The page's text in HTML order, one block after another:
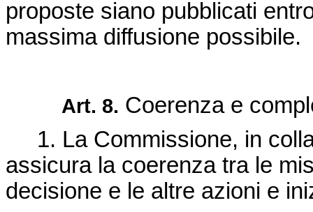
proposte siano pubblicati
massima diffusione possibile.
Art. 8. Coerenza e
1. La Commissione, in
assicura la coerenza tra le
decisione e le altre azioni e